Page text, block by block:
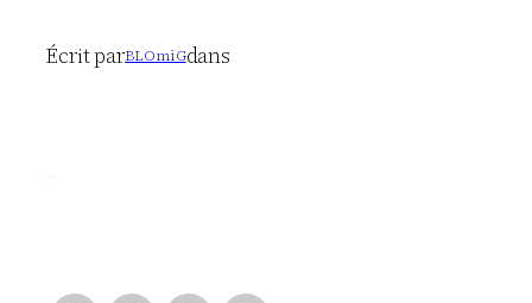
Écrit parBLOmiGdans